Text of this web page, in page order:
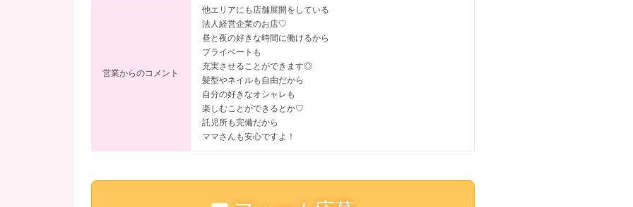
営業からのコメント
他エリアにも店舗展開をしている
法人経営企業のお店♡
昼と夜の好きな時間に働けるから
プライベートも
充実させることができます◎
髪型やネイルも自由だから
自分の好きなオシャレも
楽しむことができるとか♡
託児所も完備だから
ママさんも安心ですよ！